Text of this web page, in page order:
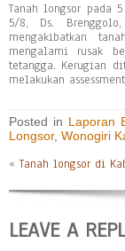
Tanah longsor pada
5/8, Ds.
mengakibatkan
mengalami rusak
tetangga. Kerugian
melakukan
Posted in Laporan
Longsor, Wonogiri
«Tanah longsor di
LEAVE A